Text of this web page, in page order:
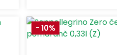
- 10%